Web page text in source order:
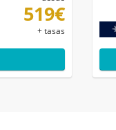
519€
+ tasas